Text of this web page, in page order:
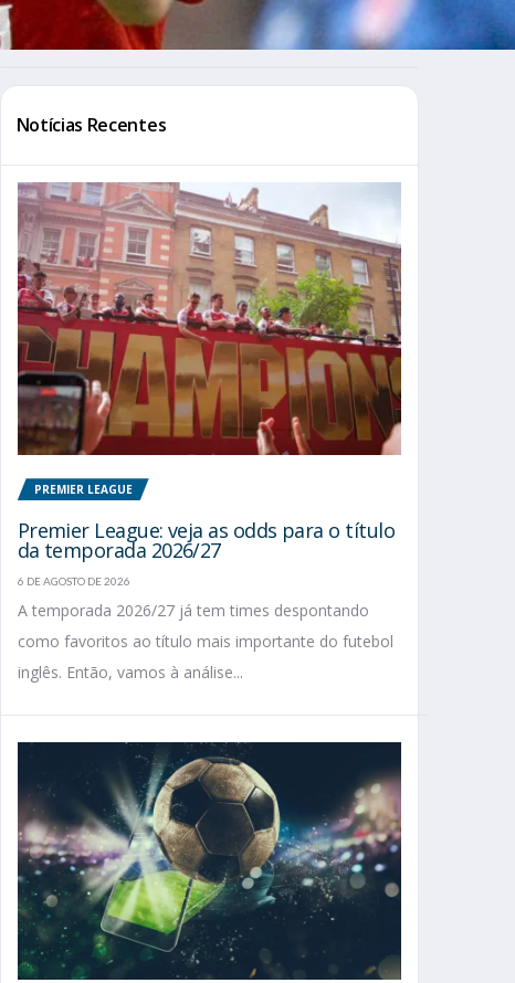
Notícias Recentes
PREMIER LEAGUE
Premier League: veja as odds para o título
da temporada 2026/27
6 DE AGOSTO DE 2026
A temporada 2026/27 já tem times despontando
como favoritos ao título mais importante do futebol
inglês. Então, vamos à análise...